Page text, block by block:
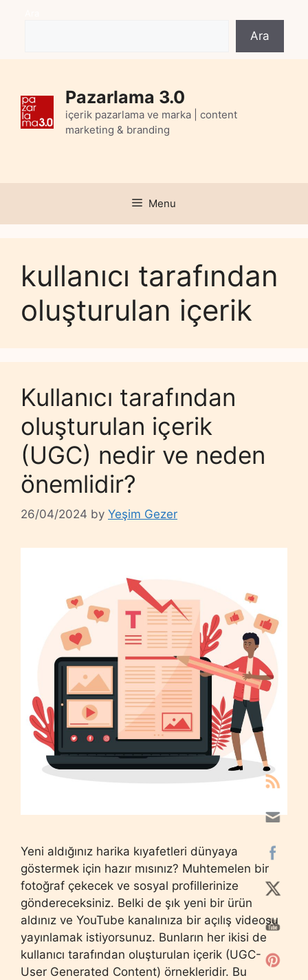
Ara
Pazarlama 3.0
içerik pazarlama ve marka | content
marketing & branding
Menu
kullanıcı tarafından
oluşturulan içerik
Kullanıcı tarafından
oluşturulan içerik
(UGC) nedir ve neden
önemlidir?
26/04/2024 by Yeşim Gezer
Yeni aldığınız harika kıyafetleri dünyaya
göstermek için hazır mısınız? Muhtemelen bir
fotoğraf çekecek ve sosyal profillerinize
göndereceksiniz. Belki de şık yeni bir ürün
aldınız ve YouTube kanalınıza bir açılış videosu
yayınlamak istiyorsunuz. Bunların her ikisi de
kullanıcı tarafından oluşturulan içerik (UGC-
User Generated Content) örnekleridir. Bu